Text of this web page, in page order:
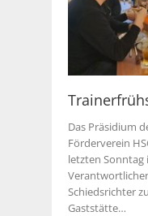
Das Präsidium
Förderverein
letzten Sonntag
Schiedsrichter
Gaststätte…